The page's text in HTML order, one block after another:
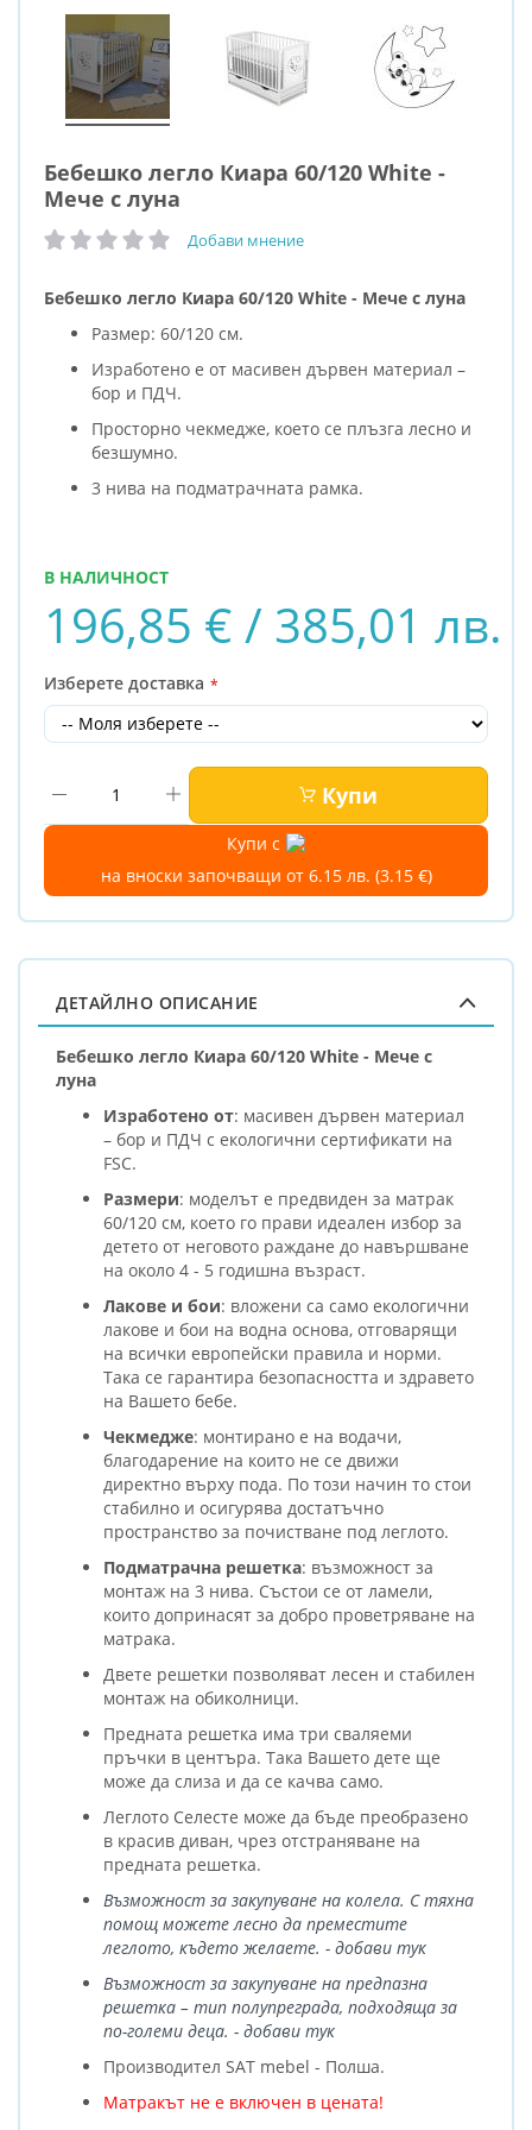
Бебешко легло Киара 60/120 White -
Мече с луна
рейтинг: Добави мнение
Бебешко легло Киара 60/120 White - Мече с луна
Размер: 60/120 см.
Изработено е от масивен дървен материал –
бор и ПДЧ.
Просторно чекмедже, което се плъзга лесно и
безшумно.
3 нива на подматрачната рамка.
196,85 € / 385,01 лв.
В НАЛИЧНОСТ
Изберете доставка
Купи
Купи с
на вноски започващи от 6.15 лв. (3.15 €)
ДЕТАЙЛНО ОПИСАНИЕ
Бебешко легло Киара 60/120 White - Мече с
луна
Изработено от: масивен дървен материал
– бор и ПДЧ с екологични сертификати на
FSC.
Размери: моделът е предвиден за матрак
60/120 см, което го прави идеален избор за
детето от неговото раждане до навършване
на около 4 - 5 годишна възраст.
Лакове и бои: вложени са само екологични
лакове и бои на водна основа, отговарящи
на всички европейски правила и норми.
Така се гарантира безопасността и здравето
на Вашето бебе.
Чекмедже: монтирано е на водачи,
благодарение на които не се движи
директно върху пода. По този начин то стои
стабилно и осигурява достатъчно
пространство за почистване под леглото.
Подматрачна решетка: възможност за
монтаж на 3 нива. Състои се от ламели,
които допринасят за добро проветряване на
матрака.
Двете решетки позволяват лесен и стабилен
монтаж на обиколници.
Предната решетка има три сваляеми
пръчки в центъра. Така Вашето дете ще
може да слиза и да се качва само.
Леглото Селесте може да бъде преобразено
в красив диван, чрез отстраняване на
предната решетка.
Възможност за закупуване на колела. С тяхна
помощ можете лесно да преместите
леглото, където желаете. - добави тук
Възможност за закупуване на предпазна
решетка – тип полупреграда, подходяща за
по-големи деца. - добави тук
Производител SAT mebel - Полша.
Матракът не е включен в цената!